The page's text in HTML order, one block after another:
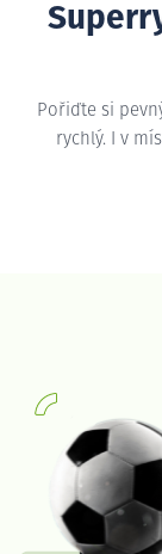
Pořiďte si
rychlý. I v